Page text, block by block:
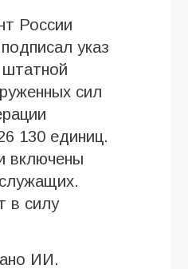
России
указ
штатной
сил
130 единиц.
включены
в силу
ИИ.